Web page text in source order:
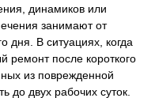
динамиков или
занимают от
дня. В ситуациях, когда
ремонт после короткого
из поврежденной
до двух рабочих суток.